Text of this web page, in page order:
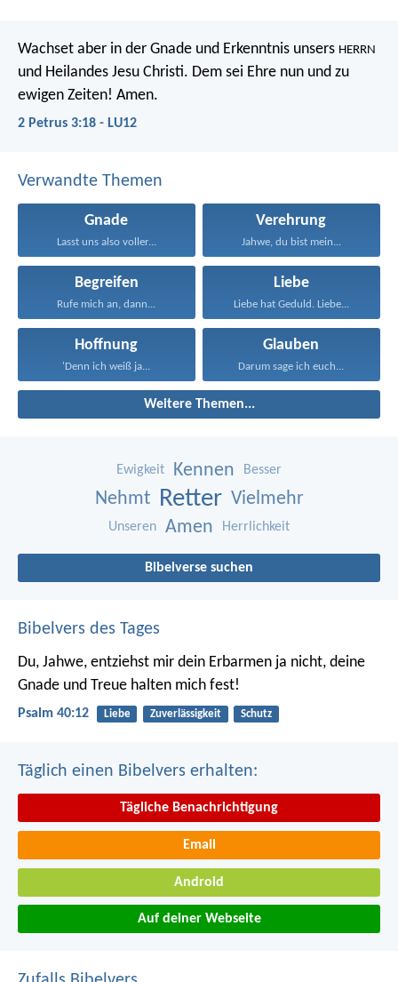
Wachset aber in der Gnade und Erkenntnis unsers HERRN
und Heilandes Jesu Christi. Dem sei Ehre nun und zu
ewigen Zeiten! Amen.
2 Petrus 3:18 - LU12
Verwandte Themen
Gnade
Lasst uns also voller...
Verehrung
Jahwe, du bist mein...
Begreifen
Rufe mich an, dann...
Liebe
Liebe hat Geduld. Liebe...
Hoffnung
'Denn ich weiß ja...
Glauben
Darum sage ich euch...
Weitere Themen...
Ewigkeit Kennen Besser
Nehmt Retter Vielmehr
Unseren Amen Herrlichkeit
Bibelverse suchen
Bibelvers des Tages
Du, Jahwe, entziehst mir dein Erbarmen ja nicht, deine
Gnade und Treue halten mich fest!
Psalm 40:12 Liebe Zuverlässigkeit Schutz
Täglich einen Bibelvers erhalten:
Tägliche Benachrichtigung
Email
Android
Auf deiner Webseite